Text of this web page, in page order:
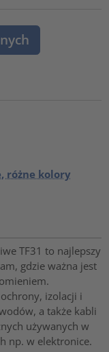
różne kolory
TF31 to najlepszy
gdzie ważna jest
izolacji i
a także kabli
używanych w
np. w elektronice.